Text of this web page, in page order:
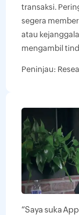
transaksi.
segera
atau
mengambil
Peninjau:
“Saya suka